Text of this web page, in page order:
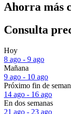
Ahorra más
Consulta
Hoy
8 ago - 9 ago
Mañana
9 ago - 10 ago
Próximo fin de
14 ago - 16 ago
En dos semanas
21 ago - 23 ago